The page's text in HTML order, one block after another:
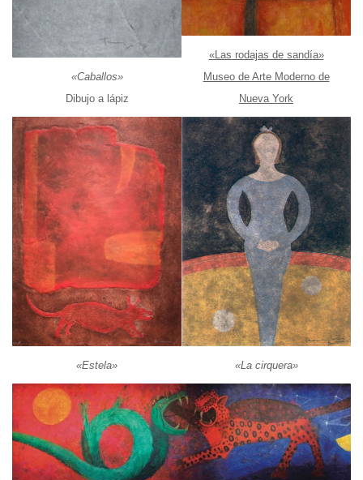
«Caballos»
Dibujo a lápiz
«Las rodajas de sandía»
Museo de Arte Moderno de
Nueva York
«Estela» «La cirquera»